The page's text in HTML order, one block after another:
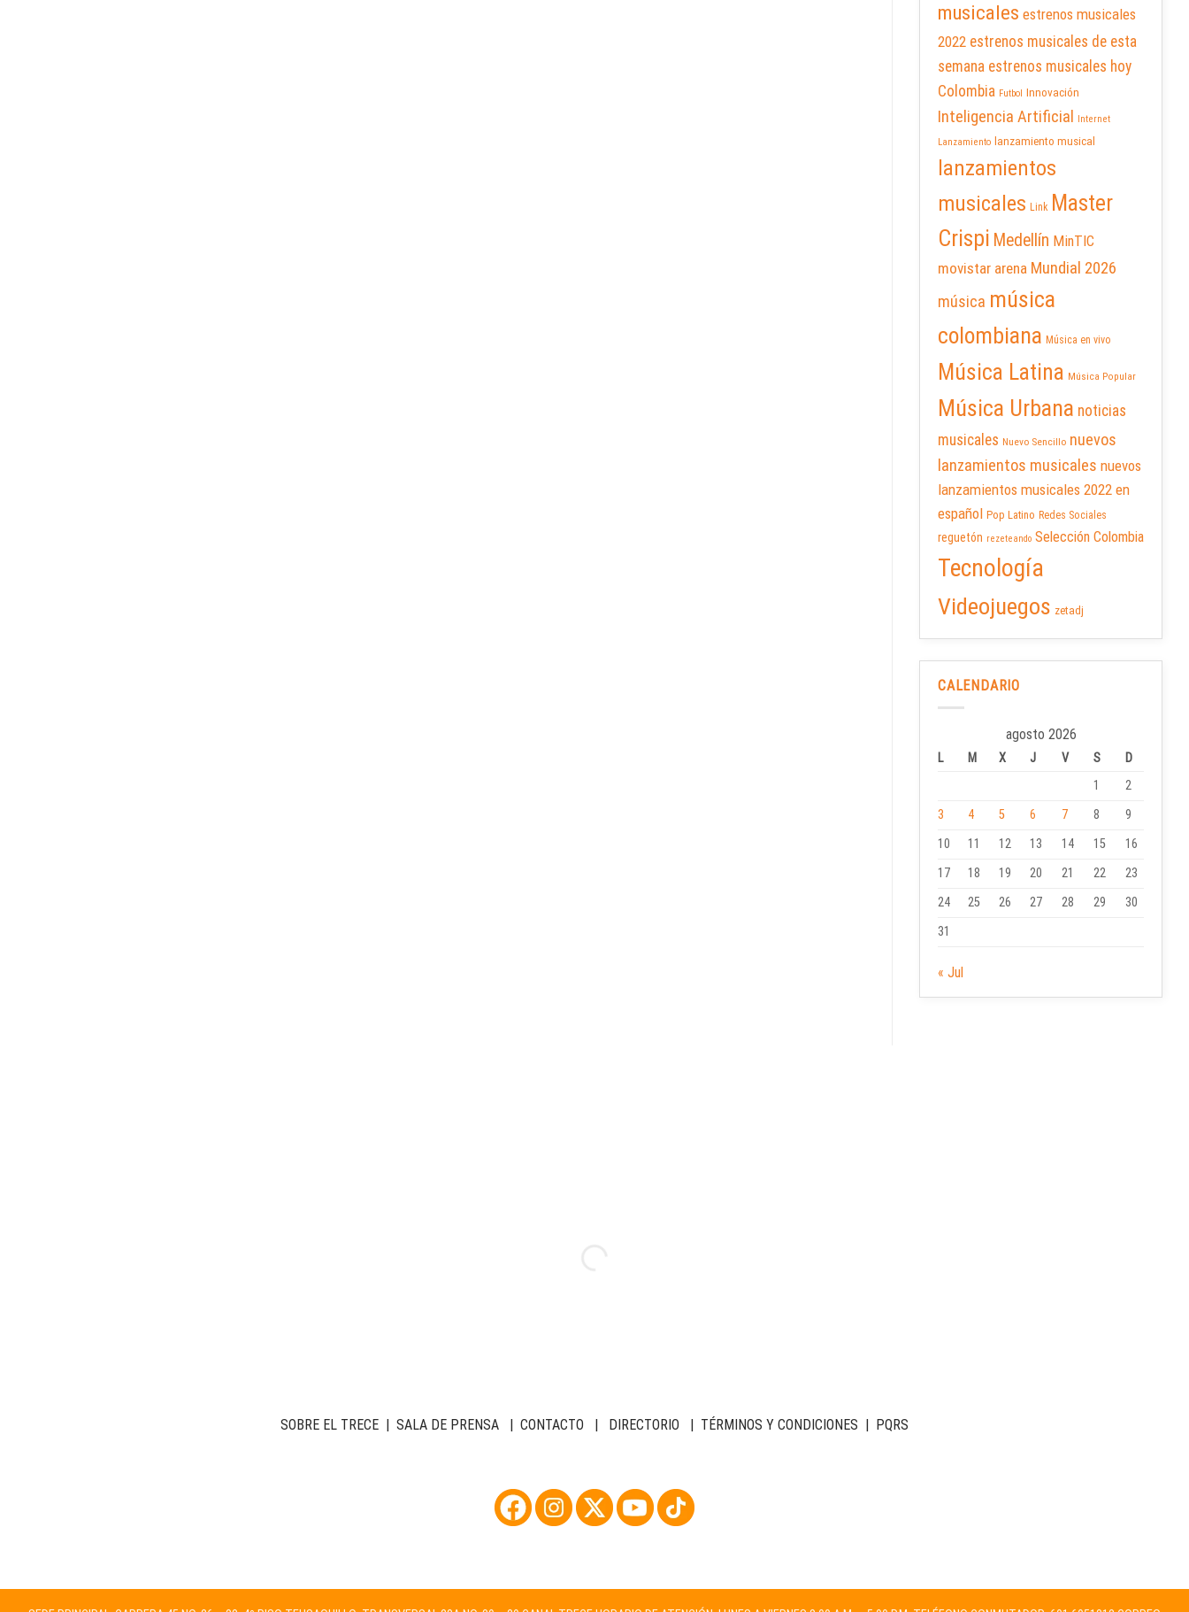
musicales estrenos musicales
2022 estrenos musicales de esta
semana estrenos musicales hoy
Colombia Futbol Innovación
Inteligencia Artificial
Internet
Lanzamiento
lanzamiento musical
lanzamientos
musicales Link Master
Crispi Medellín MinTIC
movistar arena Mundial 2026
música música
colombiana Música en vivo
Música Latina Música Popular
Música Urbana noticias
musicales Nuevo Sencillo nuevos
lanzamientos musicales nuevos
lanzamientos musicales 2022 en
español Pop Latino Redes Sociales
reguetón rezeteando Selección Colombia
Tecnología
Videojuegos zetadj
CALENDARIO
agosto 2026
L M X J V S
D
1
2
3
4 5 6 7 8
9
10
11 12 13 14 15
16
17
18 19 20 21 22
23
24
25 26 27 28 29
30
31
« Jul
SOBRE EL TRECE | SALA DE PRENSA | CONTACTO | DIRECTORIO | TÉRMINOS Y CONDICIONES | PQRS